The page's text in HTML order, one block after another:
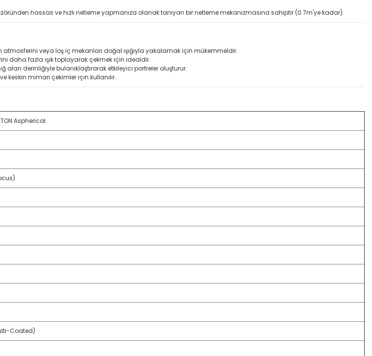
hassas ve hızlı netleme yapmanıza olanak tanıyan bir netleme mekanizmasına sahiptir (0.7m'ye kadar).
atmosferini veya loş iç mekanları doğal ışığıyla yakalamak için mükemmeldir.
daha fazla ışık toplayarak çekmek için idealdir.
alan derinliğiyle bulanıklaştırarak etkileyici portreler oluşturur.
keskin mimari çekimler için kullanılır.
Aspherical
Coated)